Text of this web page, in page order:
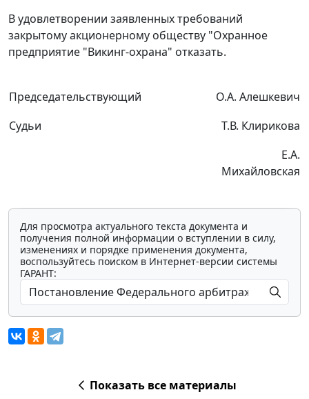
В удовлетворении заявленных требований
закрытому акционерному обществу "Охранное
предприятие "Викинг-охрана" отказать.
Председательствующий
О.А. Алешкевич
Судьи
Т.В. Клирикова
Е.А.
Михайловская
Для просмотра актуального текста документа и
получения полной информации о вступлении в силу,
изменениях и порядке применения документа,
воспользуйтесь поиском в Интернет-версии системы
ГАРАНТ:
Показать все материалы